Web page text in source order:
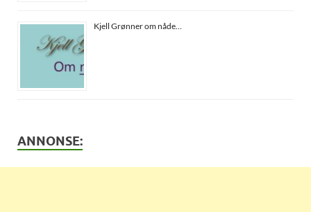
Kjell Grønner om nåde…
ANNONSE: